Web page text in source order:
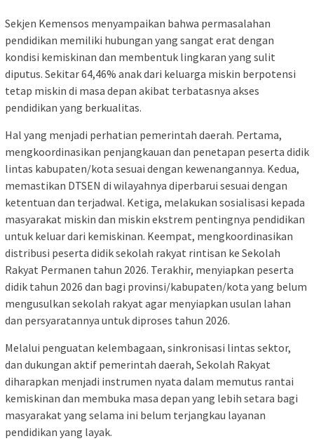
Sekjen Kemensos menyampaikan bahwa permasalahan
pendidikan memiliki hubungan yang sangat erat dengan
kondisi kemiskinan dan membentuk lingkaran yang sulit
diputus. Sekitar 64,46% anak dari keluarga miskin berpotensi
tetap miskin di masa depan akibat terbatasnya akses
pendidikan yang berkualitas.
Hal yang menjadi perhatian pemerintah daerah. Pertama,
mengkoordinasikan penjangkauan dan penetapan peserta didik
lintas kabupaten/kota sesuai dengan kewenangannya. Kedua,
memastikan DTSEN di wilayahnya diperbarui sesuai dengan
ketentuan dan terjadwal. Ketiga, melakukan sosialisasi kepada
masyarakat miskin dan miskin ekstrem pentingnya pendidikan
untuk keluar dari kemiskinan. Keempat, mengkoordinasikan
distribusi peserta didik sekolah rakyat rintisan ke Sekolah
Rakyat Permanen tahun 2026. Terakhir, menyiapkan peserta
didik tahun 2026 dan bagi provinsi/kabupaten/kota yang belum
mengusulkan sekolah rakyat agar menyiapkan usulan lahan
dan persyaratannya untuk diproses tahun 2026.
Melalui penguatan kelembagaan, sinkronisasi lintas sektor,
dan dukungan aktif pemerintah daerah, Sekolah Rakyat
diharapkan menjadi instrumen nyata dalam memutus rantai
kemiskinan dan membuka masa depan yang lebih setara bagi
masyarakat yang selama ini belum terjangkau layanan
pendidikan yang layak.